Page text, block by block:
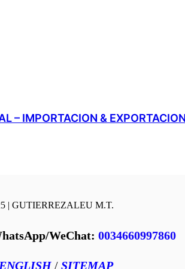
– IMPORTACION &
| GUTIERREZALEU M.T.
WeChat: 0034660997860
ENGLISH/ SITEMAP